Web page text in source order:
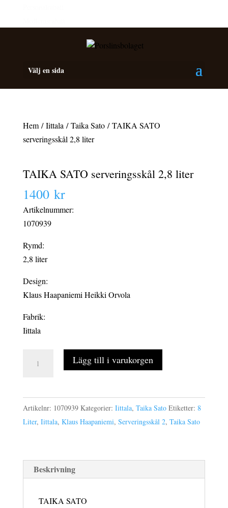
Välj en sida
Hem/Iittala /Taika Sato/ TAIKA SATO
serveringsskål 2,8 liter
TAIKA SATO serveringsskål 2,8 liter
1400 kr
Artikelnummer:
1070939
Rymd:
2,8 liter
Design:
Klaus Haapaniemi Heikki Orvola
Fabrik:
Iittala
SATO
2,8
liter
mängd
Lägg till i varukorgen
Artikelnr: 1070939 Kategorier: Iittala, Taika Sato Etiketter: 8
Liter, Iittala, Klaus Haapaniemi, Serveringsskål 2, Taika Sato
Beskrivning
TAIKA SATO